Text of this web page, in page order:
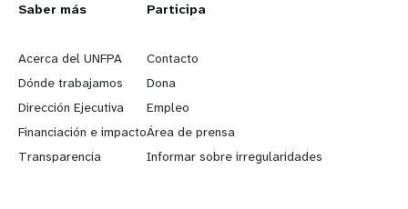
L
e
a
r
n
Saber más
Acerca del UNFPA
Dónde trabajamos
Dirección Ejecutiva
Financiación e impacto
Transparencia
G
o
b
e
y
Participa
Contacto
Dona
Empleo
Área de prensa
Informar sobre irregularidades